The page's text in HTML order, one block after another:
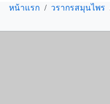
หน้าแรก / วรากรสมุนไพร